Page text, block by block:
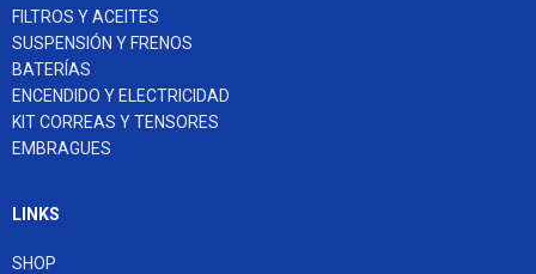
FILTROS Y ACEITES
SUSPENSIÓN Y FRENOS
BATERÍAS
ENCENDIDO Y ELECTRICIDAD
KIT CORREAS Y TENSORES
EMBRAGUES
LINKS
SHOP